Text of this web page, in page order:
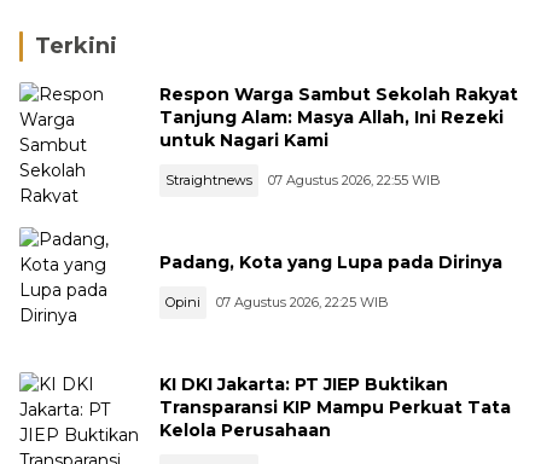
September
Terkini
Respon Warga Sambut Sekolah Rakyat
Tanjung Alam: Masya Allah, Ini Rezeki
untuk Nagari Kami
Straightnews 07 Agustus 2026, 22:55 WIB
Padang, Kota yang Lupa pada Dirinya
Opini 07 Agustus 2026, 22:25 WIB
KI DKI Jakarta: PT JIEP Buktikan
Transparansi KIP Mampu Perkuat Tata
Kelola Perusahaan